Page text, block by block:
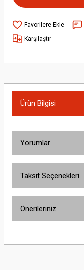
Karşılaştır
Ürün Bilgisi
Yorumlar
Taksit Seçenekleri
Önerileriniz
yetersiz gördüğünüz